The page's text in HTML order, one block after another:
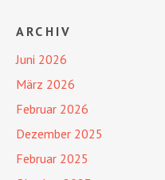
ARCHIV
Juni 2026
März 2026
Februar 2026
Dezember 2025
Februar 2025